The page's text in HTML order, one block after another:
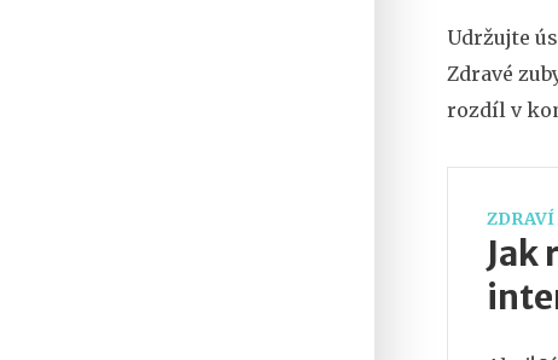
Udržujte
Zdravé
rozdíl v
ZDRAVÍ
Jak